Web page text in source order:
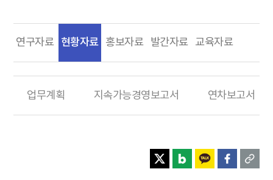
연구자료 현황자료 홍보자료 발간자료 교육자료
업무계획 지속가능경영보고서 연차보고서